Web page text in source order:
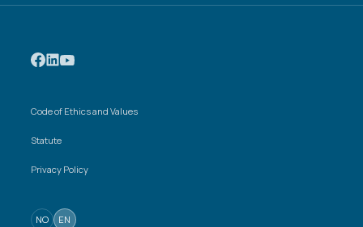
Code of Ethics and Values
Statute
Privacy Policy
NO EN